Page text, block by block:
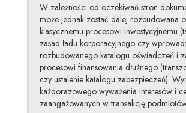
W zależności od oczekiwań stron
może jednak zostać dalej rozbudowana
klasycznemu procesowi inwestycyjnemu
zasad ładu korporacyjnego czy
rozbudowanego katalogu oświadczeń i
procesowi finansowania dłużnego
czy ustalenie katalogu zabezpieczeń).
każdorazowego wyważenia interesów i
zaangażowanych w transakcję